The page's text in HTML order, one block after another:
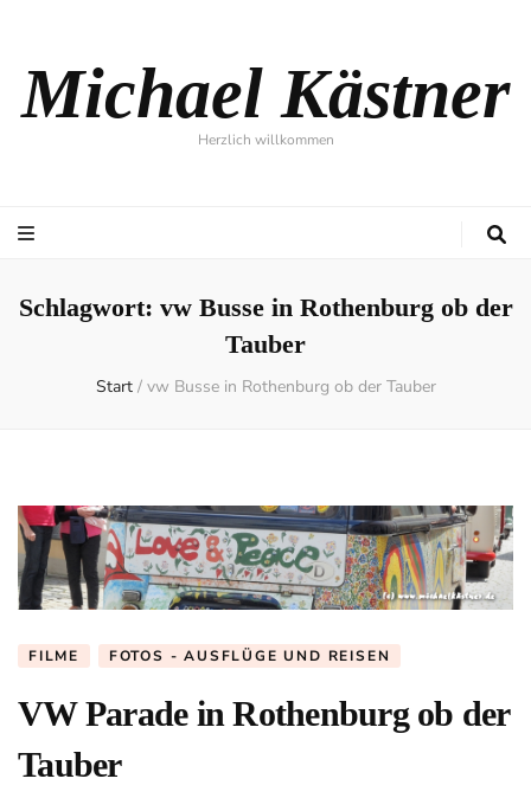
Michael Kästner
Herzlich willkommen
Schlagwort: vw Busse in Rothenburg ob der
Tauber
Start / vw Busse in Rothenburg ob der Tauber
FILME FOTOS - AUSFLÜGE UND REISEN
VW Parade in Rothenburg ob der
Tauber